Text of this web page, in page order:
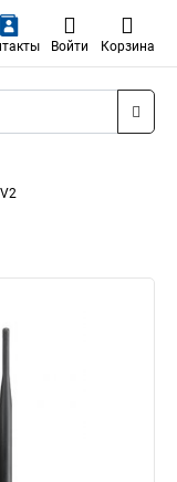
Войти Корзина